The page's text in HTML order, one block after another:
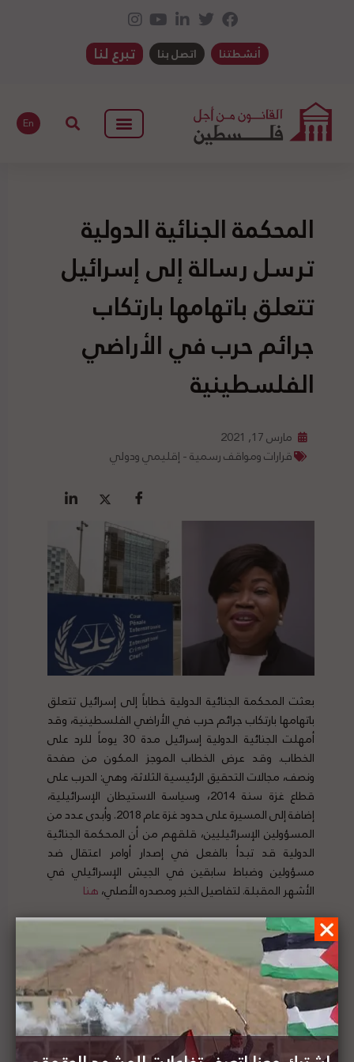
أنشطتنا اتصل بنا تبرع لنا
En
المحكمة الجنائية الدولية
ترسل رسالة إلى إسرائيل
تتعلق باتهامها بارتكاب
جرائم حرب في الأراضي
الفلسطينية
مارس 17, 2021
قرارات ومواقف رسمية - إقليمي ودولي
بعثت المحكمة الجنائية الدولية خطاباً إلى إسرائيل تتعلق
باتهامها بارتكاب جرائم حرب في الأراضي الفلسطينية، وقد
أمهلت الجنائية الدولية إسرائيل مدة 30 يوماً للرد على
الخطاب. وقد عرض الخطاب الموجز المكون من صفحة
ونصف، مجالات التحقيق الرئيسية الثلاثة، وهي: الحرب على
قطاع غزة سنة 2014، وسياسة الاستيطان الإسرائيلية،
إضافة إلى المسيرة على حدود غزة عام 2018. وأبدى عدد من
المسؤولين الإسرائيليين، قلقهم من أن المحكمة الجنائية
الدولية قد تبدأ بالفعل في إصدار أوامر اعتقال ضد
مسؤولين وضباط سابقين في الجيش الإسرائيلي في
الأشهر المقبلة. لتفاصيل الخبر ومصدره الأصلي،هنا
اسرائيليون يدعون لتطعيم الفلسطينيين مقابل
خصم تكلفة اللقاحات من عائدات الضرائب المرسلة إلى
السلطة الفلسطينية